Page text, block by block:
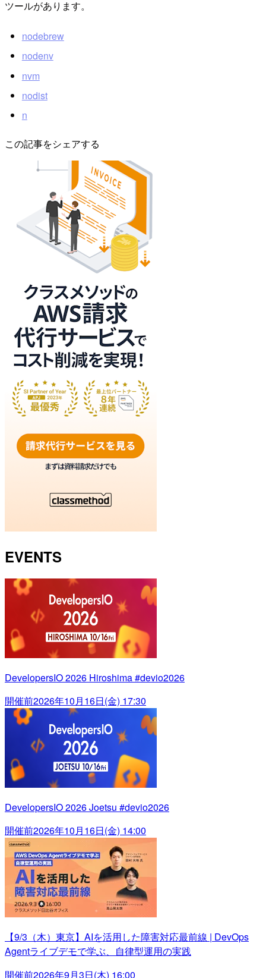
ツールがあります。
nodebrew
nodenv
nvm
nodist
n
この記事をシェアする
EVENTS
DevelopersIO 2026 Hiroshima #devio2026
開催前2026年10月16日(金) 17:30
DevelopersIO 2026 Joetsu #devio2026
開催前2026年10月16日(金) 14:00
【9/3（木）東京】AIを活用した障害対応最前線 | DevOps
Agentライブデモで学ぶ、自律型運用の実践
開催前2026年9月3日(木) 16:00